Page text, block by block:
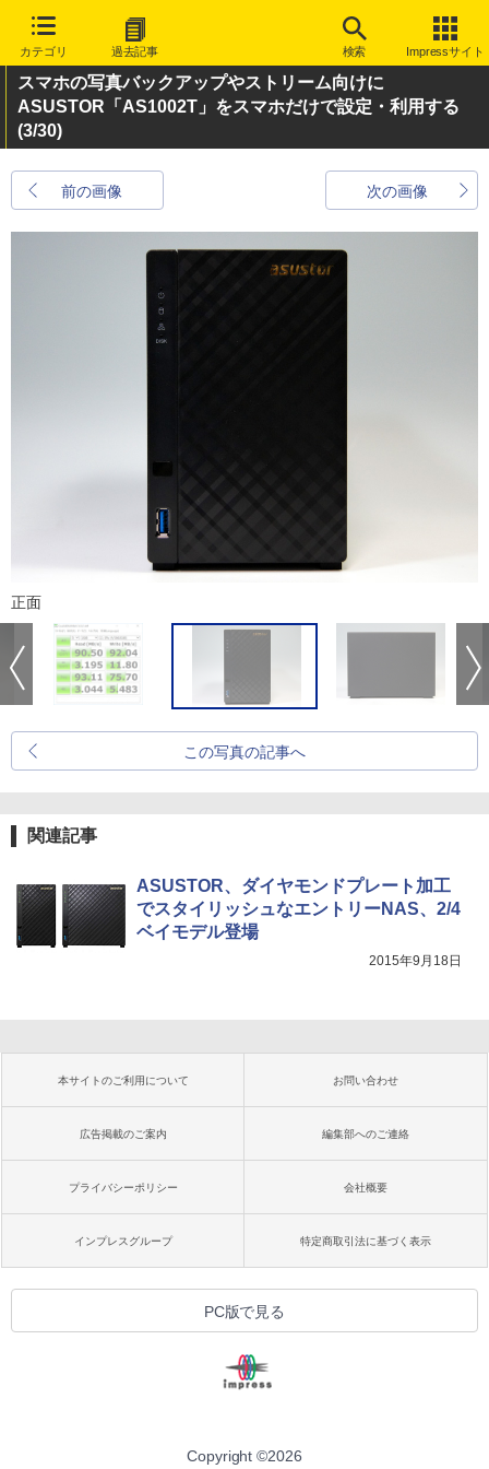
カテゴリ 過去記事 検索 Impressサイト
スマホの写真バックアップやストリーム向けに
ASUSTOR「AS1002T」をスマホだけで設定・利用する
(3/30)
前の画像 次の画像
正面
この写真の記事へ
関連記事
ASUSTOR、ダイヤモンドプレート加工
でスタイリッシュなエントリーNAS、2/4
ベイモデル登場
2015年9月18日
本サイトのご利用について お問い合わせ
広告掲載のご案内 編集部へのご連絡
プライバシーポリシー 会社概要
インプレスグループ 特定商取引法に基づく表示
PC版で見る
Copyright ©2026